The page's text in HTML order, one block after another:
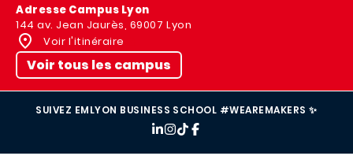
Adresse Campus Lyon
144 av. Jean Jaurès, 69007 Lyon
Voir l'itinéraire
Voir tous les campus
SUIVEZ EMLYON BUSINESS SCHOOL #WEAREMAKERS ✨